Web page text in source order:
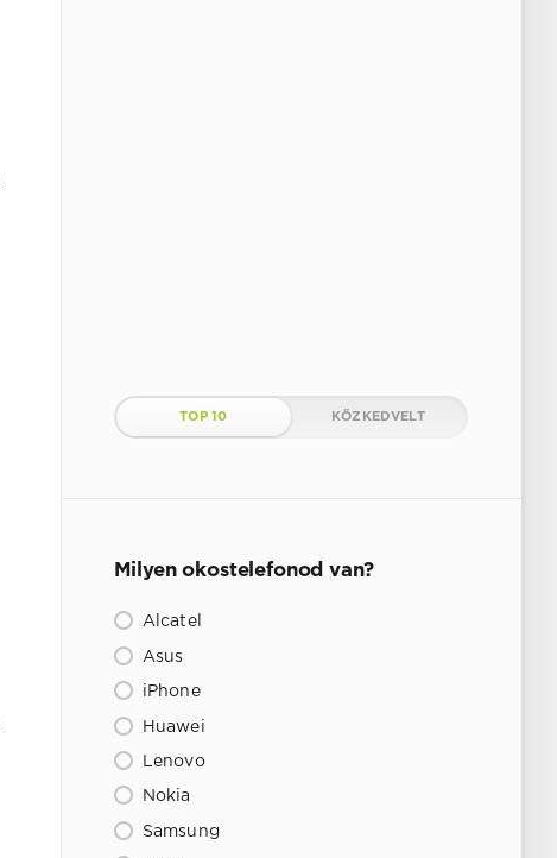
TOP 10 KÖZKEDVELT
Milyen okostelefonod van?
Alcatel
Asus
iPhone
Huawei
Lenovo
Nokia
Samsung